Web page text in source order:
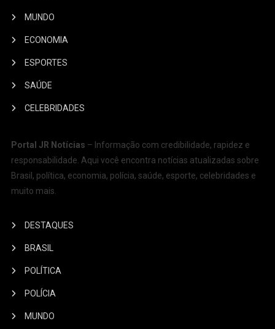
MUNDO
ECONOMIA
ESPORTES
SAÚDE
CELEBRIDADES
Portal JR Notícias – Informação com credibilidade, rapidez e
responsabilidade. Aqui você encontra notícias atualizadas sobre
Brasil, política, economia, polícia, saúde, esporte, celebridades e
muito mais.
DESTAQUES
BRASIL
POLÍTICA
POLÍCIA
MUNDO